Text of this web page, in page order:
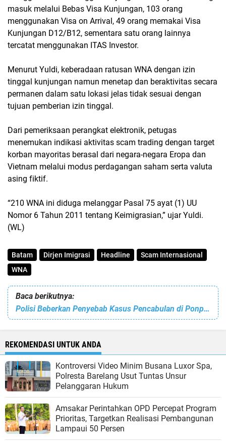
masuk melalui Bebas Visa Kunjungan, 103 orang
menggunakan Visa on Arrival, 49 orang memakai Visa
Kunjungan D12/B12, sementara satu orang lainnya
tercatat menggunakan ITAS Investor.
Menurut Yuldi, keberadaan ratusan WNA dengan izin
tinggal kunjungan namun menetap dan beraktivitas secara
permanen dalam satu lokasi jelas tidak sesuai dengan
tujuan pemberian izin tinggal.
Dari pemeriksaan perangkat elektronik, petugas
menemukan indikasi aktivitas scam trading dengan target
korban mayoritas berasal dari negara-negara Eropa dan
Vietnam melalui modus perdagangan saham serta valuta
asing fiktif.
“210 WNA ini diduga melanggar Pasal 75 ayat (1) UU
Nomor 6 Tahun 2011 tentang Keimigrasian,” ujar Yuldi.
(WL)
Batam Dirjen Imigrasi Headline
Scam Internasional
WNA
Baca berikutnya:
Polisi Beberkan Penyebab Kasus Pencabulan di Ponpes Ndholo Kusumo Pati Baru Diusut meski Korban Melapor Sejak 2024
REKOMENDASI UNTUK ANDA
Kontroversi Video Minim Busana Luxor Spa,
Polresta Barelang Usut Tuntas Unsur
Pelanggaran Hukum
Amsakar Perintahkan OPD Percepat Program
Prioritas, Targetkan Realisasi Pembangunan
Lampaui 50 Persen